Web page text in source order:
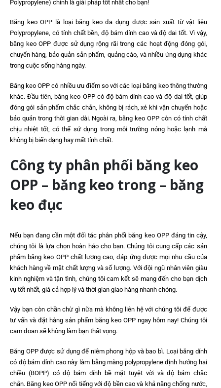
Polypropylene) chính là giải pháp tốt nhất cho bạn!
Băng keo OPP là loại băng keo đa dụng được sản xuất từ vật liệu
Polypropylene, có tính chất bền, độ bám dính cao và độ dai tốt. Vì vậy,
băng keo OPP được sử dụng rộng rãi trong các hoạt động đóng gói,
chuyển hàng, bảo quản sản phẩm, quảng cáo, và nhiều ứng dụng khác
trong cuộc sống hàng ngày.
Băng keo OPP có nhiều ưu điểm so với các loại băng keo thông thường
khác. Đầu tiên, băng keo OPP có độ bám dính cao và độ dai tốt, giúp
đóng gói sản phẩm chắc chắn, không bị rách, xé khi vận chuyển hoặc
bảo quản trong thời gian dài. Ngoài ra, băng keo OPP còn có tính chất
chịu nhiệt tốt, có thể sử dụng trong môi trường nóng hoặc lạnh mà
không bị biến dạng hay mất tính chất.
Công ty phân phối băng keo
OPP – băng keo trong – băng
keo đục
Nếu bạn đang cần một đối tác phân phối băng keo OPP đáng tin cậy,
chúng tôi là lựa chọn hoàn hảo cho bạn. Chúng tôi cung cấp các sản
phẩm băng keo OPP chất lượng cao, đáp ứng được mọi nhu cầu của
khách hàng về mặt chất lượng và số lượng. Với đội ngũ nhân viên giàu
kinh nghiệm và tận tình, chúng tôi cam kết sẽ mang đến cho bạn dịch
vụ tốt nhất, giá cả hợp lý và thời gian giao hàng nhanh chóng.
Vậy bạn còn chần chừ gì nữa mà không liên hệ với chúng tôi để được
tư vấn và đặt hàng sản phẩm băng keo OPP ngay hôm nay! Chúng tôi
cam đoan sẽ không làm bạn thất vọng.
Băng OPP được sử dụng để niêm phong hộp và bao bì. Loại băng dính
có độ bám dính cao này làm bằng màng polypropylene định hướng hai
chiều (BOPP) có độ bám dính bề mặt tuyệt vời và độ bám chắc
chắn. Băng keo OPP nổi tiếng với độ bền cao và khả năng chống nước,